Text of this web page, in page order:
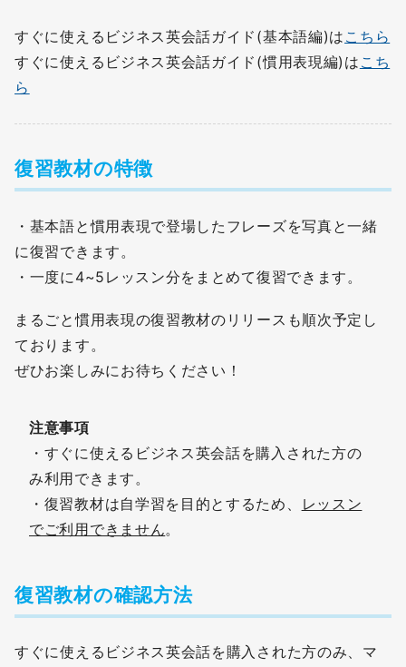
すぐに使えるビジネス英会話ガイド(基本語編)は こちら
すぐに使えるビジネス英会話ガイド(慣用表現編)は こち
ら
復習教材の特徴
・基本語と慣用表現で登場したフレーズを写真と一緒
に復習できます。
・一度に4~5レッスン分をまとめて復習できます。
まるごと慣用表現の復習教材のリリースも順次予定し
ております。
ぜひお楽しみにお待ちください！
注意事項
・すぐに使えるビジネス英会話を購入された方の
み利用できます。
・復習教材は自学習を目的とするため、
レッスン
でご利用できません。
復習教材の確認方法
すぐに使えるビジネス英会話を購入された方のみ、マ